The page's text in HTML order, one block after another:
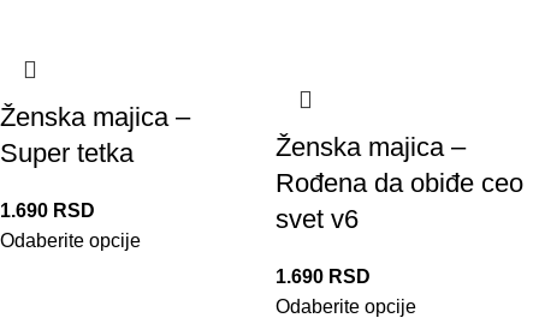
Ženska majica –
Super tetka
1.690 RSD
Odaberite opcije
Ženska majica –
Rođena da obiđe ceo
svet v6
1.690 RSD
Odaberite opcije